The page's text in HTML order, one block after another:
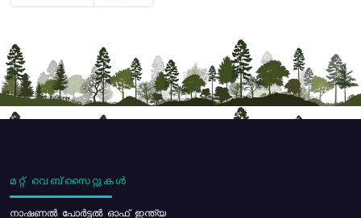
മറ്റ് വെബ്സൈറ്റുകൾ
നാഷണൽ പോർട്ടൽ ഓഫ് ഇന്ത്യ